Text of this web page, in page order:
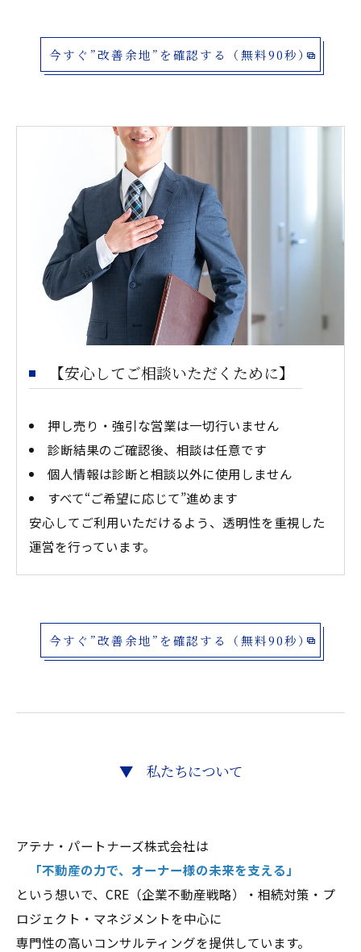
今すぐ”改善余地”を確認する（無料90秒）
【安心してご相談いただくために】
押し売り・強引な営業は一切行いません
診断結果のご確認後、相談は任意です
個人情報は診断と相談以外に使用しません
すべて“ご希望に応じて”進めます
安心してご利用いただけるよう、透明性を重視した
運営を行っています。
今すぐ”改善余地”を確認する（無料90秒）
▼ 私たちについて
アテナ・パートナーズ株式会社は
「不動産の力で、オーナー様の未来を支える」
という想いで、CRE（企業不動産戦略）・相続対策・プ
ロジェクト・マネジメントを中心に
専門性の高いコンサルティングを提供しています。